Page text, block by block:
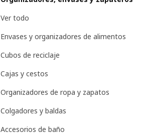
Ver todo
Envases y organizadores de alimentos
Cubos de reciclaje
Cajas y cestos
Organizadores de ropa y zapatos
Colgadores y baldas
Accesorios de baño